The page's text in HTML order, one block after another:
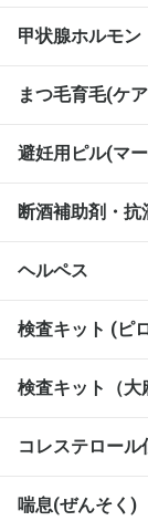
甲状腺ホルモン
まつ毛育毛(ケ
避妊用ピル(マ
断酒補助剤・
ヘルペス
検査キット (ピ
検査キット（大
コレステロー
喘息(ぜんそく)